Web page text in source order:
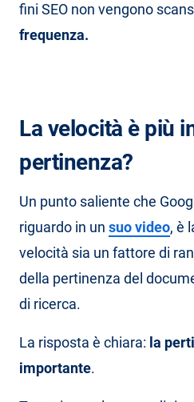
fini SEO non vengono
frequenza.
La velocità è più
pertinenza?
Un punto saliente che
riguardo in un suo video, è
velocità sia un fattore di
della pertinenza del
di ricerca.
La risposta è chiara: la
importante.